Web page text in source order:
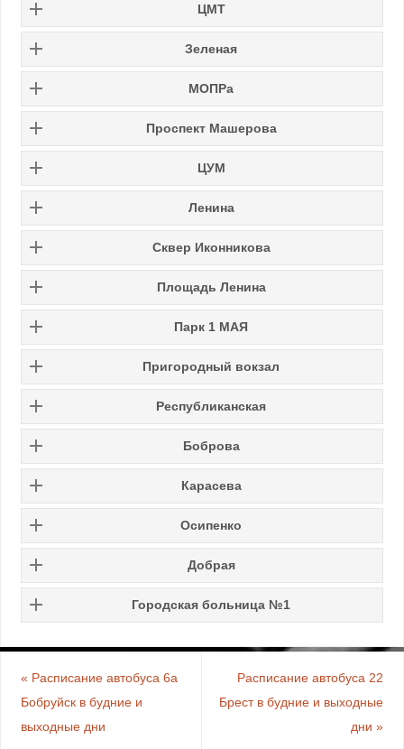
ЦМТ
Зеленая
МОПРа
Проспект Машерова
ЦУМ
Ленина
Сквер Иконникова
Площадь Ленина
Парк 1 МАЯ
Пригородный вокзал
Республиканская
Боброва
Карасева
Осипенко
Добрая
Городская больница №1
« Расписание автобуса 6а
Бобруйск в будние и
выходные дни
Расписание автобуса 22
Брест в будние и выходные
дни»